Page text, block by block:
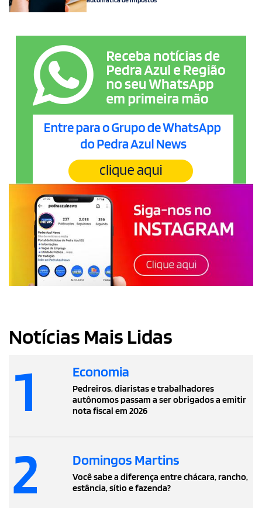
Notícias Mais Lidas
1 Economia
Pedreiros, diaristas e trabalhadores
autônomos passam a ser obrigados a emitir
nota fiscal em 2026
2 Domingos Martins
Você sabe a diferença entre chácara, rancho,
estância, sítio e fazenda?